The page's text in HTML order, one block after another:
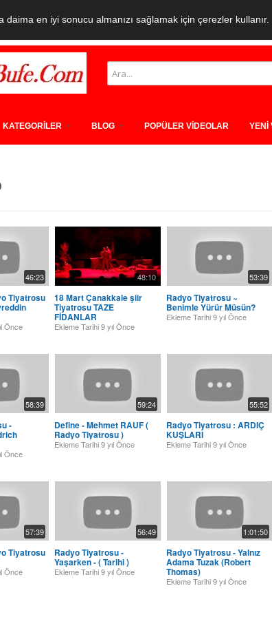
daima en iyi sonucu almanızı sağlamak için çerezler kullanır.
KATEGORİLER BLOG POPÜLER VİDEOLAR YENİ
46:23
Tiyatrosu
Önce
48:10
18 Mart Çanakkale şiir
Tiyatrosu TAZE
FİDANLAR
Ekleme Tarihi9 yıl Önce
53:39
Radyo Tiyatrosu ~
Benimle Yürür Müsün?
Ekleme Tarihi9 yıl Önce
58:39
-
Önce
59:24
Define - Mehmet RAUF (
Radyo Tiyatrosu )
Ekleme Tarihi9 yıl Önce
55:52
Radyo Tiyatrosu : ARDIÇ
KUŞLARI
Ekleme Tarihi9 yıl Önce
57:39
Tiyatrosu
Önce
56:49
Radyo Tiyatrosu -
Yaşarken - ( Tarihi )
Ekleme Tarihi9 yıl Önce
1:01:50
Radyo Tiyatrosu - Yalnız
Adama Tuzak (Robert
Thomas)
Ekleme Tarihi9 yıl Önce